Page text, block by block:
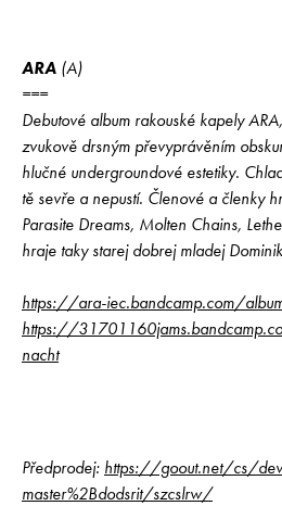
ARA (A)
===
Debutové album rakouské kapely
zvukově drsným převyprávěním
hlučné undergroundové estetiky.
tě sevře a nepustí. Členové a členky
Parasite Dreams, Molten Chains,
hraje taky starej dobrej mladej
https://ara-iec.bandcamp.com/
https://
nacht
Předprodej: https://goout.net/cs/
master%2Bdodsrit/szcslrw/